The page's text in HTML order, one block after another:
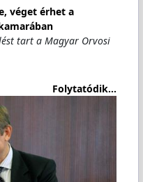
véget érhet a
tart a Magyar Orvosi
Folytatódik...